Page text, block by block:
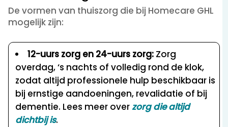
De vormen van thuiszorg die bij Homecare GHL
mogelijk zijn:
12-uurs zorg en 24-uurs zorg: Zorg
overdag, ‘s nachts of volledig rond de klok,
zodat altijd professionele hulp beschikbaar is
bij ernstige aandoeningen, revalidatie of bij
dementie. Lees meer overzorg die altijd
dichtbij is.